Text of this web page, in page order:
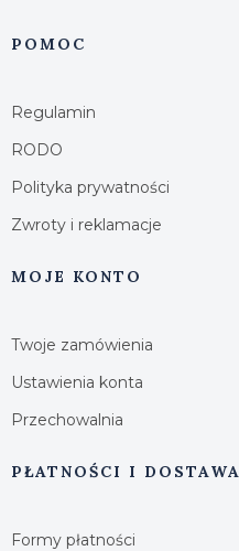
Linki w stopce
POMOC
Regulamin
RODO
Polityka prywatności
Zwroty i reklamacje
MOJE KONTO
Twoje zamówienia
Ustawienia konta
Przechowalnia
PŁATNOŚCI I DOSTAWA
Formy płatności